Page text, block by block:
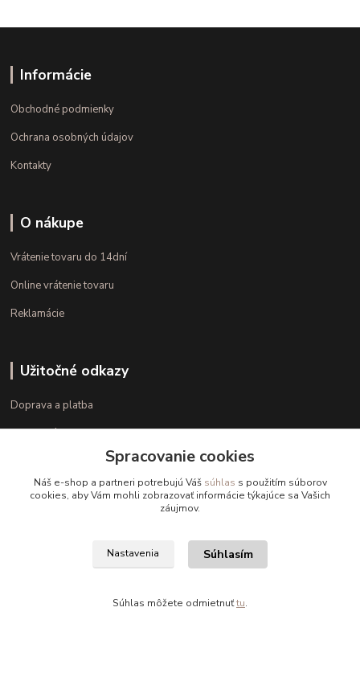
Informácie
Obchodné podmienky
Ochrana osobných údajov
Kontakty
O nákupe
Vrátenie tovaru do 14dní
Online vrátenie tovaru
Reklamácie
Užitočné odkazy
Doprava a platba
Veľkostné parametre
+421 948 126 423
(Po.-Pi. 10.00 - 15.00)
info@kvalitnaBielizen.sk
Spracovanie cookies
Náš e-shop a partneri potrebujú Váš súhlas s použitím súborov
cookies, aby Vám mohli zobrazovať informácie týkajúce sa Vašich
záujmov.
Nastavenia Súhlasím
Súhlas môžete odmietnuťtu.